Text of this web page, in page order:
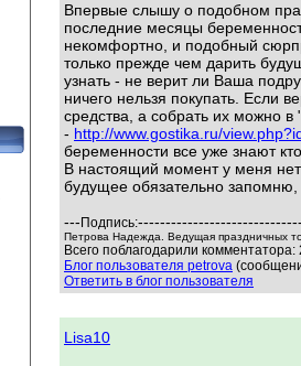
Впервые слышу о подобном
последние месяцы
некомфортно, и подобный
только прежде чем дарить
узнать - не верит ли Ваша
ничего нельзя покупать. Если
средства, а собрать их можно в
- http://www.gostika.ru/
беременности все уже знают
В настоящий момент у меня
будущее обязательно
--- Подпись:
Петрова Надежда. Ведущая праздничных
Всего поблагодарили
Блог пользователя petrova
Ответить в блог пользователя
Lisa10